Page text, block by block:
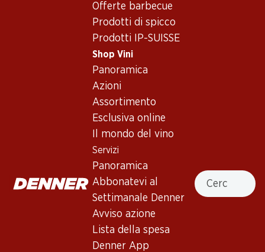
Offerte barbecue
Prodotti di spicco
Prodotti IP-SUISSE
Shop Vini
Panoramica
Azioni
Assortimento
Esclusiva online
Il mondo del vino
Servizi
Panoramica
Abbonatevi al
Settimanale Denner
Avviso azione
Lista della spesa
Denner App
Cercare
Gamay de France
Rosso scuro con riflessi violacei. Profumo di ciliege nere e
bacche rosse. Corpo medio, tannini morbidi e retrogusto